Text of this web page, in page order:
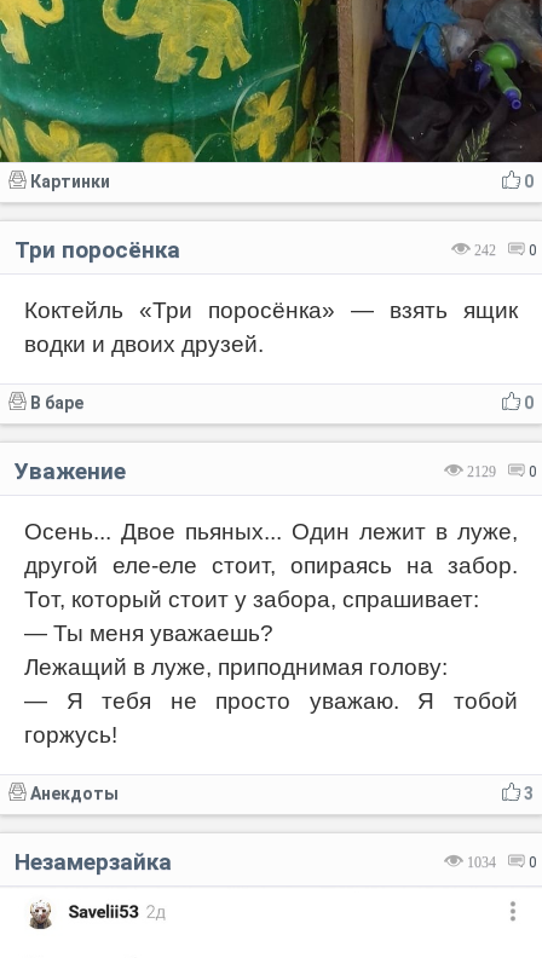
0
Картинки
242 0
Три поросёнка
Коктейль «Три поросёнка» — взять ящик
водки и двоих друзей.
0
В баре
2129 0
Уважение
Осень... Двое пьяных... Один лежит в луже,
другой еле-еле стоит, опираясь на забор.
Тот, который стоит у забора, спрашивает:
— Ты меня уважаешь?
Лежащий в луже, приподнимая голову:
— Я тебя не просто уважаю. Я тобой
горжусь!
3
Анекдоты
1034 0
Незамерзайка